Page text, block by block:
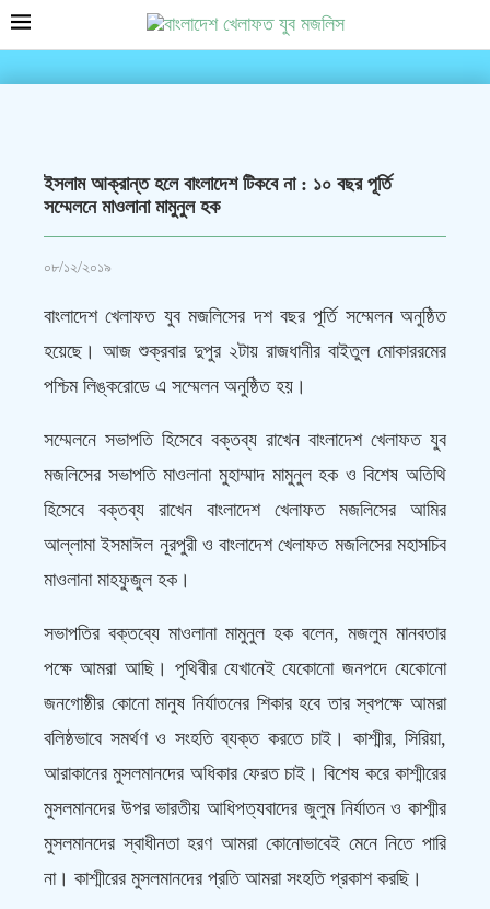
ইসলাম আক্রান্ত হলে বাংলাদেশ টিকবে না : ১০ বছর পূর্তি
সম্মেলনে মাওলানা মামুনুল হক
০৮/১২/২০১৯
বাংলাদেশ খেলাফত যুব মজলিসের দশ বছর পূর্তি সম্মেলন অনুষ্ঠিত
হয়েছে। আজ শুক্রবার দুপুর ২টায় রাজধানীর বাইতুল মোকাররমের
পশ্চিম লিঙ্করোডে এ সম্মেলন অনুষ্ঠিত হয়।
সম্মেলনে সভাপতি হিসেবে বক্তব্য রাখেন বাংলাদেশ খেলাফত যুব
মজলিসের সভাপতি মাওলানা মুহাম্মাদ মামুনুল হক ও বিশেষ অতিথি
হিসেবে বক্তব্য রাখেন বাংলাদেশ খেলাফত মজলিসের আমির
আল্লামা ইসমাঈল নূরপুরী ও বাংলাদেশ খেলাফত মজলিসের মহাসচিব
মাওলানা মাহফুজুল হক।
সভাপতির বক্তব্যে মাওলানা মামুনুল হক বলেন, মজলুম মানবতার
পক্ষে আমরা আছি। পৃথিবীর যেখানেই যেকোনো জনপদে যেকোনো
জনগোষ্ঠীর কোনো মানুষ নির্যাতনের শিকার হবে তার স্বপক্ষে আমরা
বলিষ্ঠভাবে সমর্থণ ও সংহতি ব্যক্ত করতে চাই। কাশ্মীর, সিরিয়া,
আরাকানের মুসলমানদের অধিকার ফেরত চাই। বিশেষ করে কাশ্মীরের
মুসলমানদের উপর ভারতীয় আধিপত্যবাদের জুলুম নির্যাতন ও কাশ্মীর
মুসলমানদের স্বাধীনতা হরণ আমরা কোনোভাবেই মেনে নিতে পারি
না। কাশ্মীরের মুসলমানদের প্রতি আমরা সংহতি প্রকাশ করছি।